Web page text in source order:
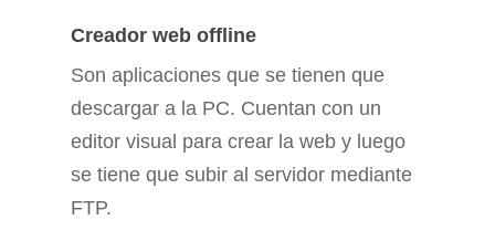
Creador web offline
Son aplicaciones que se tienen que
descargar a la PC. Cuentan con un
editor visual para crear la web y luego
se tiene que subir al servidor mediante
FTP.